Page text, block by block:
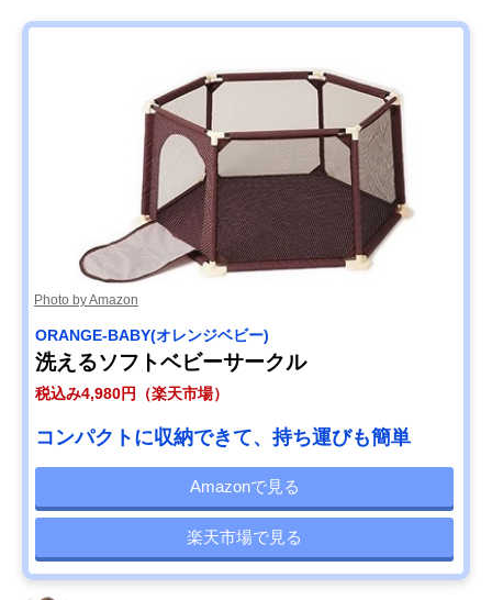
Photo by Amazon
ORANGE-BABY(オレンジベビー)
洗えるソフトベビーサークル
税込み4,980円（楽天市場）
コンパクトに収納できて、持ち運びも簡単
Amazonで見る
楽天市場で見る